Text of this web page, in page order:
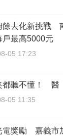
餘去化新挑戰
戶最高5000元
05 17:23
都聽不懂！ 醫
05 11:35
電獎勵 嘉義市